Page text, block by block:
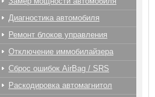
Диагностика автомобиля
Ремонт блоков управления
Отключение иммобилайзера
Сброс ошибок AirBag / SRS
Раскодировка автомагнитол